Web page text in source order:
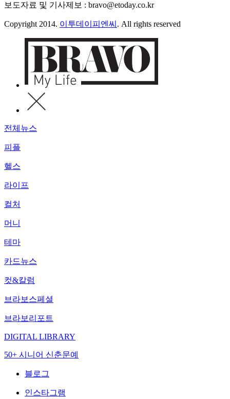
보도자료 및 기사제보 : bravo@etoday.co.kr
Copyright 2014. 이투데이피엔씨 . All rights reserved
전체뉴스
피플
헬스
라이프
컬처
머니
테마
카드뉴스
컷&칼럼
브라보스페셜
브라보리포트
DIGITAL LIBRARY
50+ 시니어 신춘문예
블로그
인스타그램